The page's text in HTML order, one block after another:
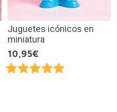
Juguetes icónicos en
miniatura
10,95€